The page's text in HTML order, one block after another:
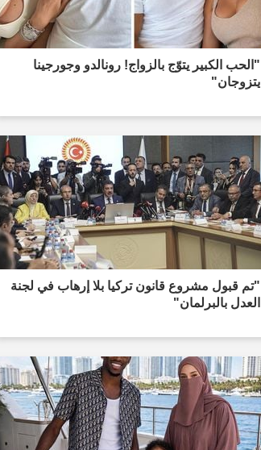
"الحب الكبير يتوّج بالزواج! رونالدو وجورجينا
يتزوجان"
"تم قبول مشروع قانون تركيا بلا إرهاب في لجنة
العدل بالبرلمان"